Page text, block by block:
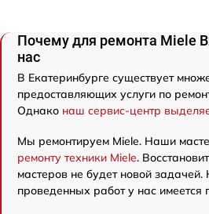
Почему для ремонта Miele
нас
В Екатеринбурге существует
предоставляющих услуги по
Однако наш сервис-центр
Мы ремонтируем Miele. Наши
ремонту техники Miele.
мастеров не будет новой
проведенных работ у нас имеется